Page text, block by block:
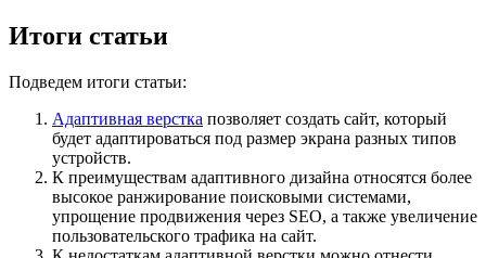
Итоги статьи
Подведем итоги статьи:
Адаптивная верстка позволяет создать сайт, который
будет адаптироваться под размер экрана разных типов
устройств.
К преимуществам адаптивного дизайна относятся более
высокое ранжирование поисковыми системами,
упрощение продвижения через SEO, а также увеличение
пользовательского трафика на сайт.